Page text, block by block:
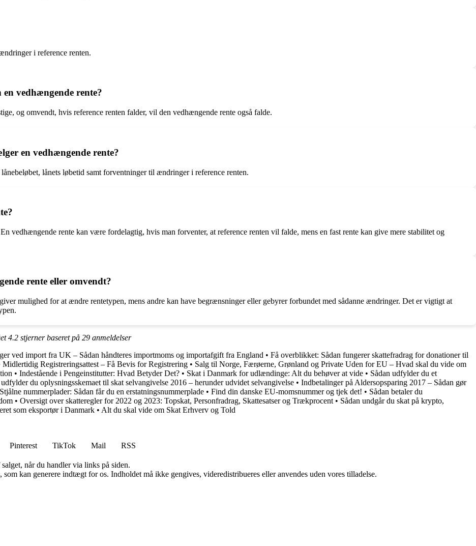
i reference renten.
vedhængende rente?
og omvendt, hvis reference renten falder, vil den vedhængende rente også falde.
en vedhængende rente?
lånets løbetid samt forventninger til ændringer i reference renten.
vedhængende rente kan være fordelagtig, hvis man forventer, at reference renten vil falde, mens en fast rente kan give mere stabilitet og
rente eller omvendt?
mulighed for at ændre rentetypen, mens andre kan have begrænsninger eller gebyrer forbundet med sådanne ændringer. Det er vigtigt at
4.2 stjerner baseret på 29 anmeldelser
ved import fra UK – Sådan håndteres importmoms og importafgift fra England • Få overblikket: Sådan fungerer skattefradrag for donationer til
Midlertidig Registreringsattest – Få Bevis for Registrering • Salg til Norge, Færøerne, Grønland og Private Uden for EU – Hvad skal du vide om
• Indestående i Pengeinstitutter: Hvad Betyder Det? • Skat i Danmark for udlændinge: Alt du behøver at vide • Sådan udfylder du et
udfylder du oplysningsskemaet til skat selvangivelse 2016 – herunder udvidet selvangivelse • Indbetalinger på Aldersopsparing 2017 – Sådan gør
Stjålne nummerplader: Sådan får du en erstatningsnummerplade • Find din danske EU-momsnummer og tjek det! • Sådan betaler du
• Oversigt over skatteregler for 2022 og 2023: Topskat, Personfradrag, Skattesatser og Trækprocent • Sådan undgår du skat på krypto,
som eksportør i Danmark • Alt du skal vide om Skat Erhverv og Told
Pinterest TikTok Mail
RSS
når du handler via links på siden.
kan generere indtægt for os. Indholdet må ikke gengives, videredistribueres eller anvendes uden vores tilladelse.